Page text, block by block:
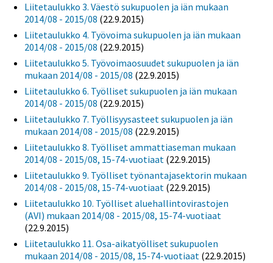
Liitetaulukko 3. Väestö sukupuolen ja iän mukaan
2014/08 - 2015/08 (22.9.2015)
Liitetaulukko 4. Työvoima sukupuolen ja iän mukaan
2014/08 - 2015/08 (22.9.2015)
Liitetaulukko 5. Työvoimaosuudet sukupuolen ja iän
mukaan 2014/08 - 2015/08 (22.9.2015)
Liitetaulukko 6. Työlliset sukupuolen ja iän mukaan
2014/08 - 2015/08 (22.9.2015)
Liitetaulukko 7. Työllisyysasteet sukupuolen ja iän
mukaan 2014/08 - 2015/08 (22.9.2015)
Liitetaulukko 8. Työlliset ammattiaseman mukaan
2014/08 - 2015/08, 15-74-vuotiaat (22.9.2015)
Liitetaulukko 9. Työlliset työnantajasektorin mukaan
2014/08 - 2015/08, 15-74-vuotiaat (22.9.2015)
Liitetaulukko 10. Työlliset aluehallintovirastojen
(AVI) mukaan 2014/08 - 2015/08, 15-74-vuotiaat
(22.9.2015)
Liitetaulukko 11. Osa-aikatyölliset sukupuolen
mukaan 2014/08 - 2015/08, 15-74-vuotiaat (22.9.2015)